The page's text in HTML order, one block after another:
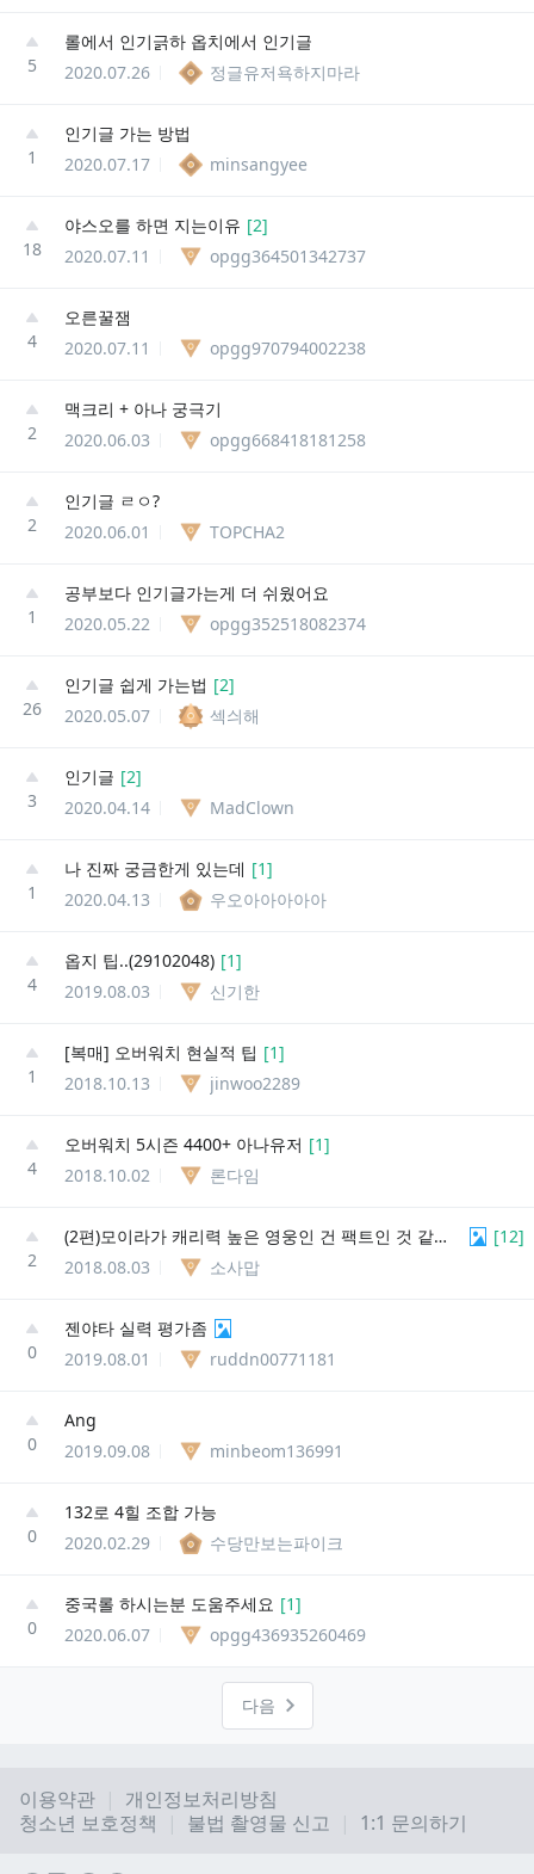
5
롤에서 인기긁하 옵치에서 인기글
2020.07.26
정글유저욕하지마라
1
인기글 가는 방법
2020.07.17
minsangyee
18
야스오를 하면 지는이유 [2]
2020.07.11
opgg364501342737
4
오른꿀잼
2020.07.11
opgg970794002238
2
맥크리 + 아나 궁극기
2020.06.03
opgg668418181258
2
인기글 ㄹㅇ?
2020.06.01
TOPCHA2
1
공부보다 인기글가는게 더 쉬웠어요
2020.05.22
opgg352518082374
26
인기글 쉽게 가는법 [2]
2020.05.07
섹싀해
3
인기글 [2]
2020.04.14
MadClown
1
나 진짜 궁금한게 있는데 [1]
2020.04.13
우오아아아아아
4
옵지 팁..(29102048) [1]
2019.08.03
신기한
1
[복매] 오버워치 현실적 팁 [1]
2018.10.13
jinwoo2289
4
오버워치 5시즌 4400+ 아나유저 [1]
2018.10.02
론다임
2
(2편)모이라가 캐리력 높은 영웅인 건 팩트인 것 같아요 [12]
2018.08.03
소사맙
0
젠야타 실력 평가좀
2019.08.01
ruddn00771181
0
Ang
2019.09.08
minbeom136991
0
132로 4힐 조합 가능
2020.02.29
수당만보는파이크
0
중국롤 하시는분 도움주세요 [1]
2020.06.07
opgg436935260469
다음
이용약관
개인정보처리방침
청소년 보호정책
불법 촬영물 신고 1:1 문의하기